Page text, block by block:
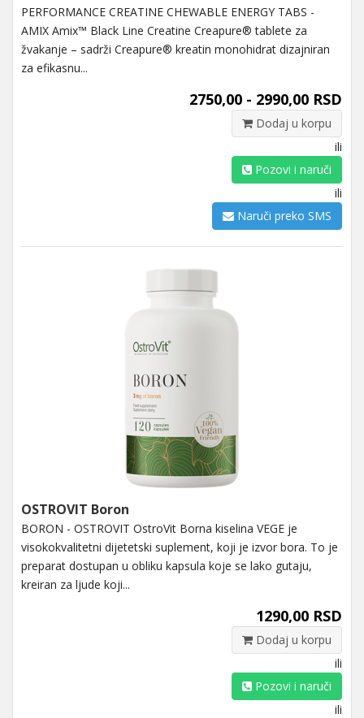
PERFORMANCE CREATINE CHEWABLE ENERGY TABS -
AMIX Amix™ Black Line Creatine Creapure® tablete za
žvakanje – sadrži Creapure® kreatin monohidrat dizajniran
za efikasnu...
2750,00 - 2990,00 RSD
Dodaj u korpu
ili
Pozovi i naruči
ili
Naruči preko SMS
OSTROVIT Boron
BORON - OSTROVIT OstroVit Borna kiselina VEGE je
visokokvalitetni dijetetski suplement, koji je izvor bora. To je
preparat dostupan u obliku kapsula koje se lako gutaju,
kreiran za ljude koji...
1290,00 RSD
Dodaj u korpu
ili
Pozovi i naruči
ili